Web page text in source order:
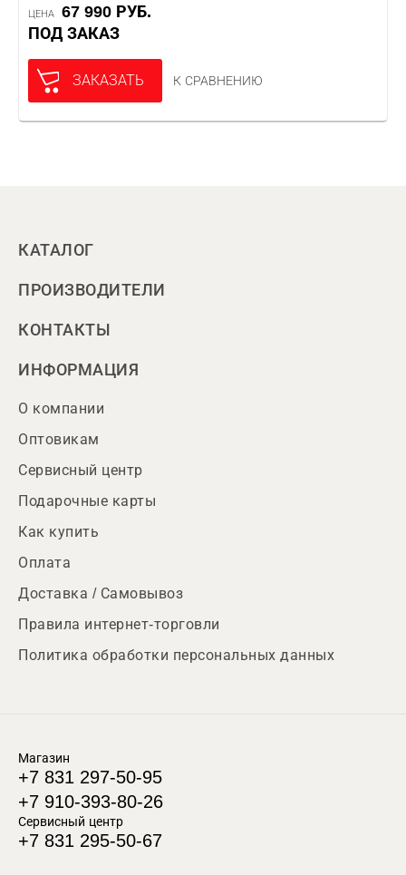
ЦЕНА
67 990 РУБ.
ПОД ЗАКАЗ
ЗАКАЗАТЬ К СРАВНЕНИЮ
КАТАЛОГ
ПРОИЗВОДИТЕЛИ
КОНТАКТЫ
ИНФОРМАЦИЯ
О компании
Оптовикам
Сервисный центр
Подарочные карты
Как купить
Оплата
Доставка / Самовывоз
Правила интернет-торговли
Политика обработки персональных данных
Магазин
+7 831 297-50-95
+7 910-393-80-26
Сервисный центр
+7 831 295-50-67